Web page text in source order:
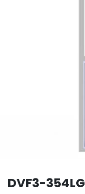
DVF3-354LG